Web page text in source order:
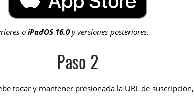
oiPadOS 16.0y versiones posteriores.
Paso 2
tocar y mantener presionada la URL de